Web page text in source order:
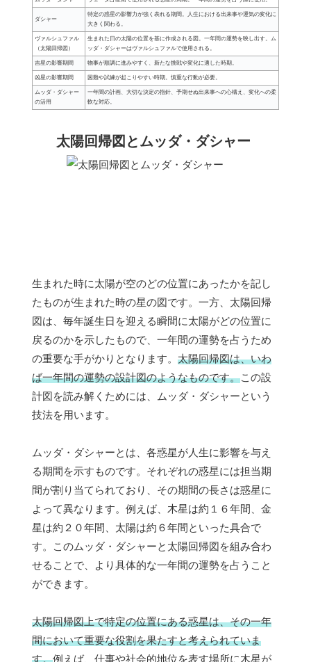
ダシャー
特定の惑星の影響力が強く表れる期間。人生における出来事や運気の変化に
大きく関わる。
ヴァルシュファル
（太陽回帰図）
生まれた日の太陽の位置を基に作成される図。一年間の運勢を映し出す。ム
ッダ・ダシャーはヴァルシュファルで使用される。
吉星の影響期間 物事が順調に進みやすく、新たな挑戦や変化に適した時期。
凶星の影響期間 困難や試練が起こりやすい時期。慎重な行動が必要。
ムッダ・ダシャー
の活用
一年間の計画、大切な決定の指針、予期せぬ出来事への心構え、変化への柔
軟な対応。
太陽回帰図とムッダ・ダシャー
生まれた時に太陽が空のどの位置にあったかを記し
たものが生まれた時の星の図です。一方、太陽回帰
図は、毎年誕生日を迎える瞬間に太陽がどの位置に
戻るのかを示したもので、一年間の運勢を占うため
の重要な手がかりとなります。 太陽回帰図は、いわ
ば一年間の運勢の設計図のようなものです。この設
計図を読み解くためには、ムッダ・ダシャーという
技法を用います。
ムッダ・ダシャーとは、各惑星が人生に影響を与え
る期間を示すものです。それぞれの惑星には担当期
間が割り当てられており、その期間の長さは惑星に
よって異なります。例えば、木星は約１６年間、金
星は約２０年間、太陽は約６年間といった具合で
す。このムッダ・ダシャーと太陽回帰図を組み合わ
せることで、より具体的な一年間の運勢を占うこと
ができます。
太陽回帰図上で特定の位置にある惑星は、その一年
間において重要な役割を果たすと考えられていま
す。例えば、仕事や社会的地位を表す場所に木星が